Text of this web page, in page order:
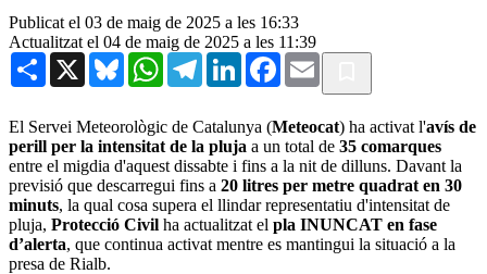
Publicat el 03 de maig de 2025 a les 16:33
Actualitzat el 04 de maig de 2025 a les 11:39
Share X BlueskyWhatsAppTelegramLinkedInFacebook
Email
El Servei Meteorològic de Catalunya (Meteocat) ha activat l'avís de
perill per la intensitat de la pluja a un total de 35 comarques
entre el migdia d'aquest dissabte i fins a la nit de dilluns. Davant la
previsió que descarregui fins a 20 litres per metre quadrat en 30
minuts, la qual cosa supera el llindar representatiu d'intensitat de
pluja, Protecció Civil ha actualitzat el pla INUNCAT en fase
d’alerta, que continua activat mentre es mantingui la situació a la
presa de Rialb.